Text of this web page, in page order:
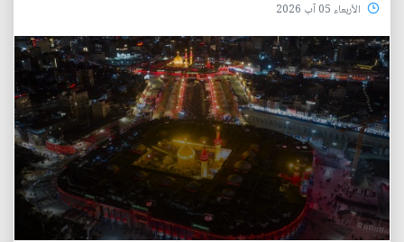
الأربعاء 05 آب 2026